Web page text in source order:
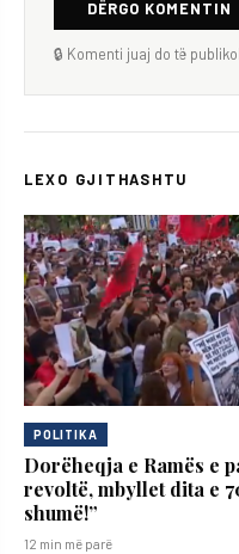
DËRGO KOMENTIN
🔒 Komenti juaj do të
LEXO GJITHASHTU
POLITIKA
Dorëheqja e Ramës e
revoltë, mbyllet dita e
shumë!”
12 min më parë